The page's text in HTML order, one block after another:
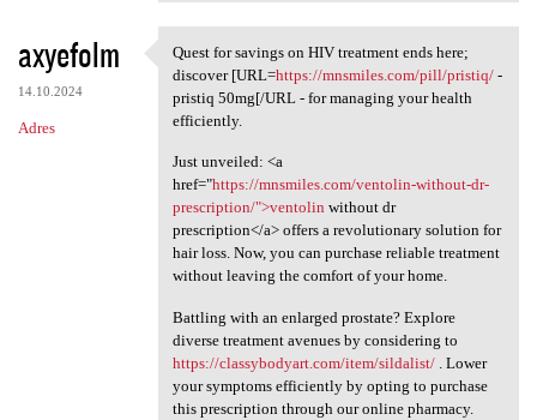
axyefolm
14.10.2024
Adres
Quest for savings on HIV
Quest for savings on HIV treatment ends here;
discover [URL=https://mnsmiles.com/pill/pristiq/-
pristiq 50mg[/URL - for managing your health
efficiently.
Just unveiled: <a
href="https://mnsmiles.com/ventolin-without-dr-
prescription/">ventolin without dr
prescription</a> offers a revolutionary solution for
hair loss. Now, you can purchase reliable treatment
without leaving the comfort of your home.
Battling with an enlarged prostate? Explore
diverse treatment avenues by considering to
https://classybodyart.com/item/sildalist/. Lower
your symptoms efficiently by opting to purchase
this prescription through our online pharmacy.